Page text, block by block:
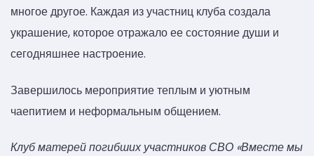
многое другое. Каждая из участниц клуба создала
украшение, которое отражало ее состояние души и
сегодняшнее настроение.
Завершилось мероприятие теплым и уютным
чаепитием и неформальным общением.
Клуб матерей погибших участников СВО «Вместе мы